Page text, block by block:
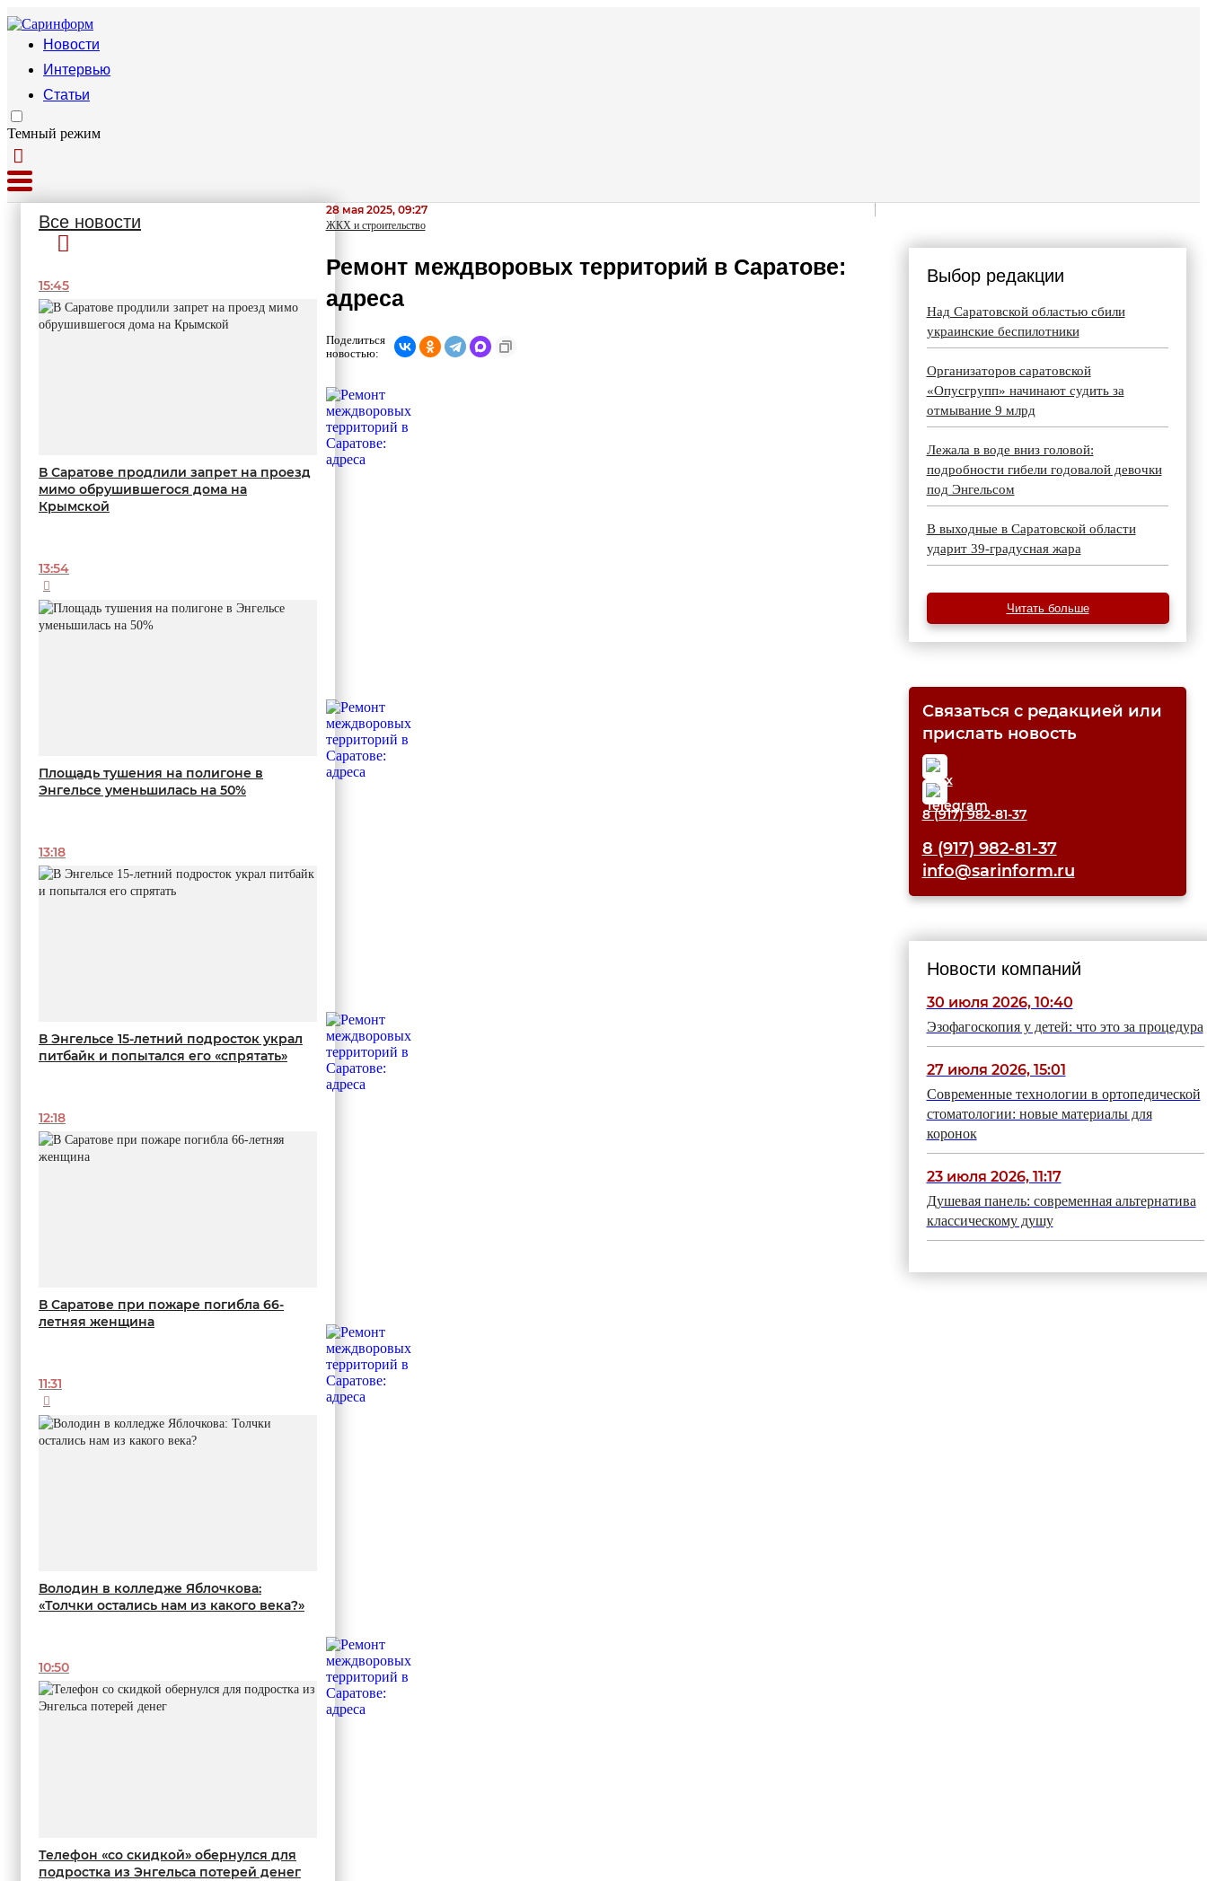
Новости
Интервью
Статьи
Темный режим
Все новости
15:45
В Саратове продлили запрет на проезд
мимо обрушившегося дома на
Крымской
13:54
Площадь тушения на полигоне в
Энгельсе уменьшилась на 50%
13:18
В Энгельсе 15-летний подросток украл
питбайк и попытался его «спрятать»
12:18
В Саратове при пожаре погибла 66-
летняя женщина
11:31
Володин в колледже Яблочкова:
«Толчки остались нам из какого века?»
10:50
Телефон «со скидкой» обернулся для
подростка из Энгельса потерей денег
28 мая 2025, 09:27
ЖКХ и строительство
Ремонт междворовых территорий в Саратове:
адреса
Поделиться
новостью:
Выбор редакции
Над Саратовской областью сбили
украинские беспилотники
Организаторов саратовской
«Опусгрупп» начинают судить за
отмывание 9 млрд
Лежала в воде вниз головой:
подробности гибели годовалой девочки
под Энгельсом
В выходные в Саратовской области
ударит 39-градусная жара
Читать больше
Связаться с редакцией или
прислать новость
8 (917) 982-81-37
8 (917) 982-81-37
info@sarinform.ru
Новости компаний
30 июля 2026, 10:40
Эзофагоскопия у детей: что это за процедура
27 июля 2026, 15:01
Современные технологии в ортопедической
стоматологии: новые материалы для
коронок
23 июля 2026, 11:17
Душевая панель: современная альтернатива
классическому душу